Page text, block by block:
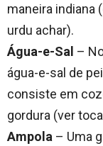
maneira indiana
urdu achar).
Água-e-Sal –
água-e-sal de
consiste em
gordura (ver
Ampola – Uma